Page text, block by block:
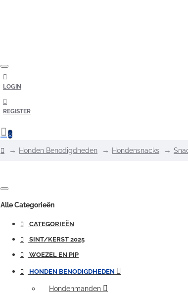
LOGIN
REGISTER
0
homeHonden Benodigdheden Hondensnacks
Alle Categorieën
CATEGORIEËN
SINT/KERST 2025
WOEZEL EN PIP
HONDEN BENODIGDHEDEN
Hondenmanden